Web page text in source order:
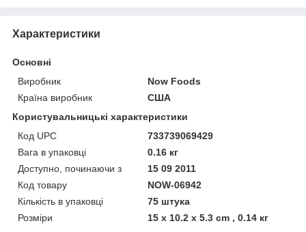
Характеристики
Основні
Виробник
Now Foods
Країна виробник
США
Користувальницькі характеристики
Код UPC
733739069429
Вага в упаковці
0.16 кг
Доступно, починаючи з
15 09 2011
Код товару
NOW-06942
Кількість в упаковці
75 штука
Розміри
15 x 10.2 x 5.3 cm , 0.14 кг